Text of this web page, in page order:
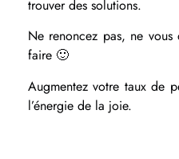
trouver des solutions.
Ne renoncez pas, ne
faire 🙂
Augmentez votre taux de
l’énergie de la joie.